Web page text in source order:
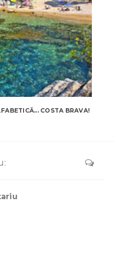
COSTA BRAVA!